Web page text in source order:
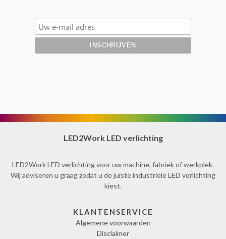
LED2Work LED verlichting
LED2Work LED verlichting voor uw machine, fabriek of werkplek.
Wij adviseren u graag zodat u de juiste industriële LED verlichting
kiest.
KLANTENSERVICE
Algemene voorwaarden
Disclaimer